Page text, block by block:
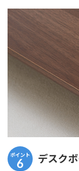
ポイント
6 デスク